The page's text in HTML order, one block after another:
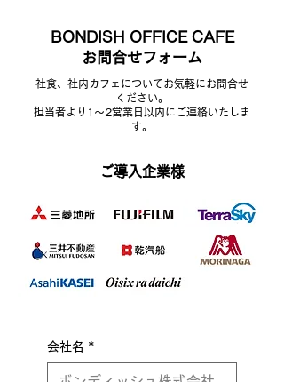
BONDISH OFFICE CAFE
​お問合せフォーム
​社食、社内カフェについてお気軽にお問合せ
ください。
担当者より1～2営業日以内にご連絡いたしま
す。
​ご導入企業様
会社名 *